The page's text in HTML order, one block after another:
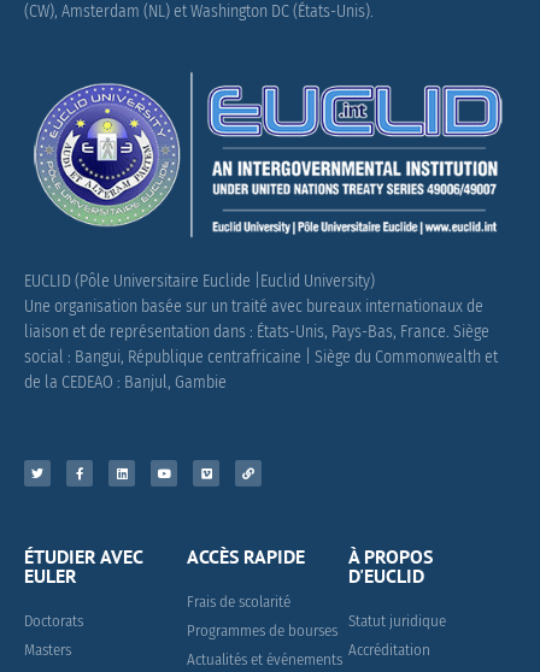
(CW), Amsterdam (NL) et Washington DC (États-Unis).
EUCLID (Pôle Universitaire Euclide |Euclid University)
Une organisation basée sur un traité avec bureaux internationaux de
liaison et de représentation dans : États-Unis, Pays-Bas, France. Siège
social : Bangui, République centrafricaine | Siège du Commonwealth et
de la CEDEAO : Banjul, Gambie
ÉTUDIER AVEC
EULER
Doctorats
Masters
ACCÈS RAPIDE
Frais de scolarité
Programmes de bourses
Actualités et événements
À PROPOS
D'EUCLID
Statut juridique
Accréditation